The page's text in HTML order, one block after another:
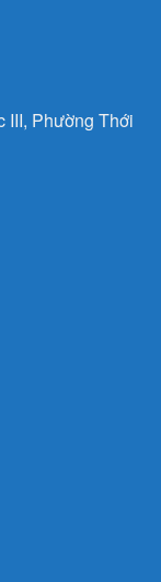
Phường Thới